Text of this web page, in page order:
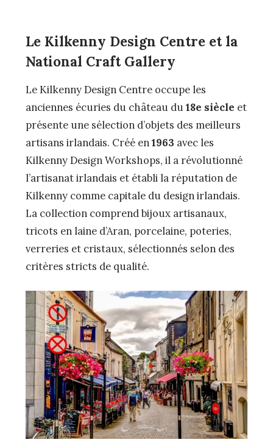
Le Kilkenny Design Centre et la
National Craft Gallery
Le Kilkenny Design Centre occupe les
anciennes écuries du château du18e siècle et
présente une sélection d’objets des meilleurs
artisans irlandais. Créé en1963 avec les
Kilkenny Design Workshops, il a révolutionné
l’artisanat irlandais et établi la réputation de
Kilkenny comme capitale du design irlandais.
La collection comprend bijoux artisanaux,
tricots en laine d’Aran, porcelaine, poteries,
verreries et cristaux, sélectionnés selon des
critères stricts de qualité.